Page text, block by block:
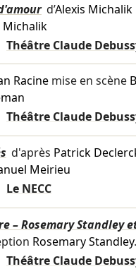
d’Alexis Michalik
Michalik
Théâtre Claude
Racinemise en scène
Théâtre Claude
d'après Patrick
Meirieu
Le NECC
– Rosemary Standley
Rosemary Standley
Théâtre Claude